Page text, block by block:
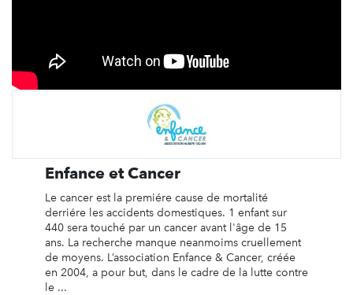
Enfance et Cancer
Le cancer est la premiére cause de mortalité
derriére les accidents domestiques. 1 enfant sur
440 sera touché par un cancer avant l'âge de 15
ans. La recherche manque neanmoims cruellement
de moyens. L’association Enfance & Cancer, créée
en 2004, a pour but, dans le cadre de la lutte contre
le ...